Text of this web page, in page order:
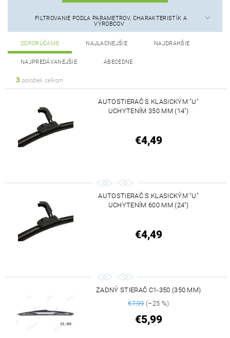
FILTROVANIE PODĽA PARAMETROV, CHARAKTERISTÍK A
VÝROBCOV
ODPORÚČAME NAJLACNEJŠIE NAJDRAHŠIE
NAJPREDÁVANEJŠIE ABECEDNE
3 položiek celkom
AUTOSTIERAČ S KLASICKÝM "U"
UCHYTENÍM 350 MM (14")
€4,49
AUTOSTIERAČ S KLASICKÝM "U"
UCHYTENÍM 600 MM (24")
€4,49
ZADNÝ STIERAČ C1-350 (350 MM)
€7,99(–25 %)
€5,99